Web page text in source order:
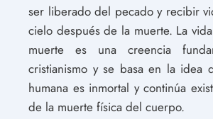
ser liberado del pecado y recibir
cielo después de la muerte. La
muerte es una creencia
cristianismo y se basa en la idea
humana es inmortal y continúa
de la muerte física del cuerpo.